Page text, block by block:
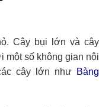
Cây bụi lớn và cây
một số không gian nội
cây lớn như Bàng